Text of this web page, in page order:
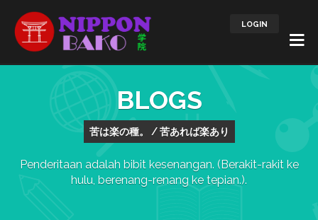
LOGIN
BLOGS
苦は楽の種。 / 苦あれば楽あり
Penderitaan adalah bibit kesenangan. (Berakit-rakit ke
hulu, berenang-renang ke tepian.).